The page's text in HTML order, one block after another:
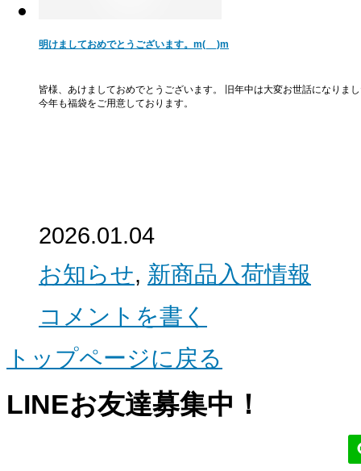
明けましておめでとうございます。m(__)m
皆様、あけましておめでとうございます。 旧年中は大変お世話になりま
今年も福袋をご用意しております。
2026.01.04
お知らせ, 新商品入荷情報
コメントを書く
トップページに戻る
LINEお友達募集中！